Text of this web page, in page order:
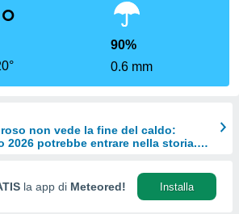
90%
0.6 mm
non vede la fine del caldo:
2026 potrebbe entrare nella storia.
la app di Meteored! Installa